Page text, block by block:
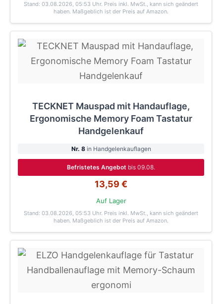
Stand: 03.08.2026, 05:53 Uhr. Preis inkl. MwSt., kann sich geändert
haben. Maßgeblich ist der Preis auf Amazon.
TECKNET Mauspad mit Handauflage,
Ergonomische Memory Foam Tastatur
Handgelenkauf
Nr. 8in Handgelenkauflagen
Befristetes Angebot bis 09.08.
13,59 €
Auf Lager
Stand: 03.08.2026, 05:53 Uhr. Preis inkl. MwSt., kann sich geändert
haben. Maßgeblich ist der Preis auf Amazon.